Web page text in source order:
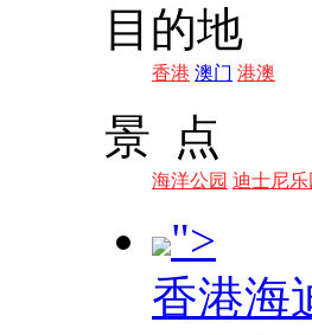
目的地
香港 澳门 港澳
景 点
海洋公园 迪士尼乐
">
香港海